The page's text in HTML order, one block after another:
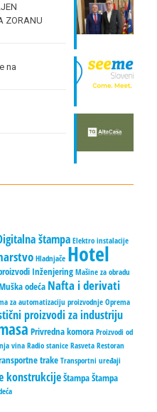
ZORANU
na
štampa Elektro instalacije
Hladnjače Hotel
Inženjering Mašine za obradu
odeća Nafta i derivati
za automatizaciju proizvodnje Oprema
proizvodi za industriju
Privredna komora Proizvodi od
vina Radio stanice Rasveta Restoran
trake Transportni uređaji
konstrukcijeŠtampaŠtampa